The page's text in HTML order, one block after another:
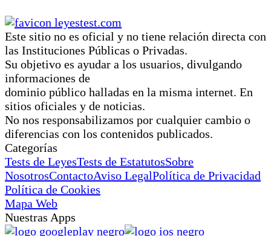
Este sitio no es oficial y no tiene relación directa con
las Instituciones Públicas o Privadas.
Su objetivo es ayudar a los usuarios, divulgando
informaciones de
dominio público halladas en la misma internet. En
sitios oficiales y de noticias.
No nos responsabilizamos por cualquier cambio o
diferencias con los contenidos publicados.
Categorías
Tests de LeyesTests de EstatutosSobre
NosotrosContactoAviso LegalPolítica de Privacidad
Política de Cookies
Mapa Web
Nuestras Apps